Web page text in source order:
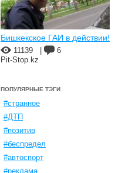
Бишкекское ГАИ в действии!
11139
6
Pit-Stop.kz
ПОПУЛЯРНЫЕ ТЭГИ
#странное
#ДТП
#позитив
#беспредел
#автоспорт
#реклама